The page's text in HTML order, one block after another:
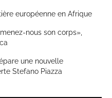
européenne en Afrique
nous son corps»,
une nouvelle
Stefano Piazza